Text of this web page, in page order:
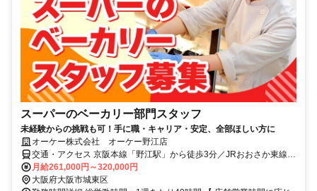
スーパーのベーカリー部門スタッフ
未経験からの挑戦も可！手に職・キャリア・安定、全部ほしい方に
オーケー株式会社 オーケー野江店
交通・アクセス 京阪本線「野江駅」から徒歩3分／JRおおさか東線
「JR野江駅」から徒歩5分
月給261,000円～320,000円
大阪府大阪市城東区